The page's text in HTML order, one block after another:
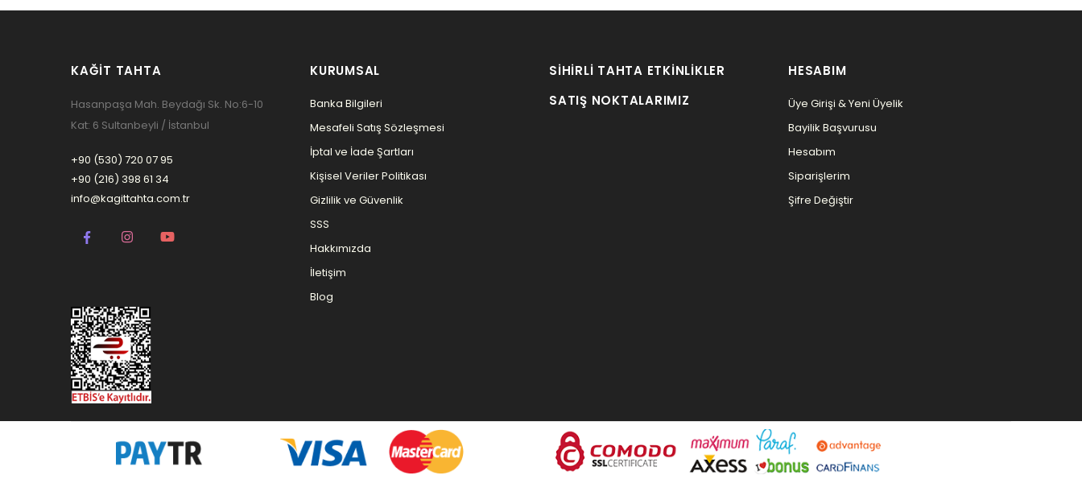
KAĞIT TAHTA
Hasanpaşa Mah. Beydağı Sk. No:6-10
Kat: 6 Sultanbeyli / İstanbul
+90 (530) 720 07 95
+90 (216) 398 61 34
info@kagittahta.com.tr
KURUMSAL
Banka Bilgileri
Mesafeli Satış Sözleşmesi
İptal ve İade Şartları
Kişisel Veriler Politikası
Gizlilik ve Güvenlik
SSS
Hakkımızda
İletişim
Blog
SIHIRLI TAHTA ETKINLIKLER
SATIŞ NOKTALARIMIZ
HESABIM
Üye Girişi & Yeni Üyelik
Bayilik Başvurusu
Hesabım
Siparişlerim
Şifre Değiştir